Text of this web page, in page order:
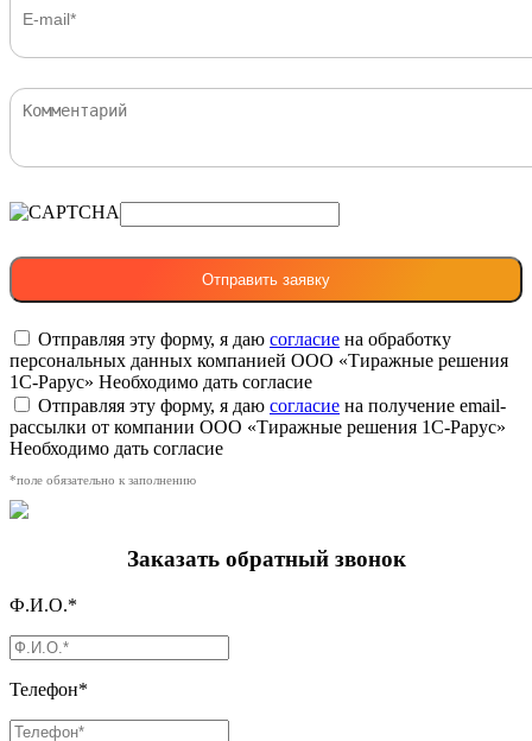
Отправляя эту форму, я даю согласие на обработку
персональных данных компанией ООО «Тиражные решения
1С-Рарус» Необходимо дать согласие
Отправляя эту форму, я даю согласие на получение email-
рассылки от компании ООО «Тиражные решения 1С-Рарус»
Необходимо дать согласие
*поле обязательно к заполнению
Заказать обратный звонок
Ф.И.О.*
Телефон*